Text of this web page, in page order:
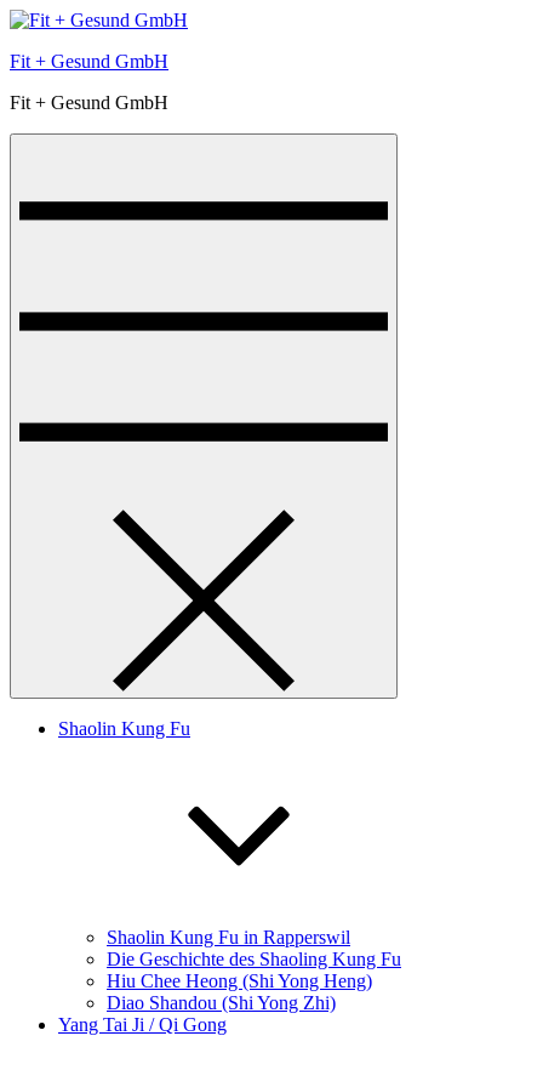
Skip
content
Fit + Gesund GmbH
Fit + Gesund GmbH
Shaolin Kung Fu
Shaolin Kung Fu in Rapperswil
Die Geschichte des Shaoling Kung Fu
Hiu Chee Heong (Shi Yong Heng)
Diao Shandou (Shi Yong Zhi)
Yang Tai Ji / Qi Gong